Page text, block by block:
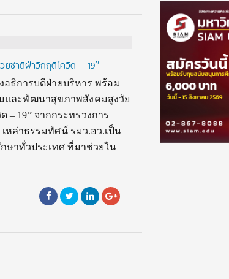
ยชาติฝ่าวิกฤติโควิด – 19″
อธิการบดีฝ่ายบริหาร พร้อม
และพัฒนาสุขภาพสังคมสูงวัย
19” จากกระทรวงการ
หล่าธรรมทัศน์ รมว.อว.เป็น
าทั่วประเทศ ที่มาช่วยใน